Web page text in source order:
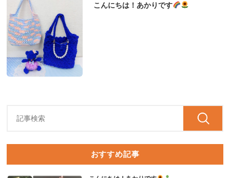
こんにちは！あかりです
おすすめ記事